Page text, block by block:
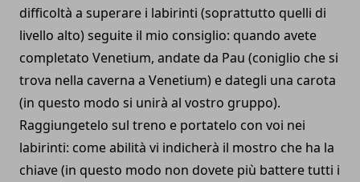
difficoltà a superare i labirinti (soprattutto quelli di
livello alto) seguite il mio consiglio: quando avete
completato Venetium, andate da Pau (coniglio che si
trova nella caverna a Venetium) e dategli una carota
(in questo modo si unirà al vostro gruppo).
Raggiungetelo sul treno e portatelo con voi nei
labirinti: come abilità vi indicherà il mostro che ha la
chiave (in questo modo non dovete più battere tutti i